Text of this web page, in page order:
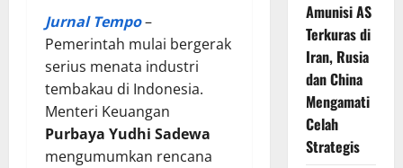
Jurnal Tempo–
Pemerintah mulai bergerak
serius menata industri
tembakau di Indonesia.
Menteri Keuangan
Purbaya Yudhi Sadewa
mengumumkan rencana
Amunisi AS
Terkuras di
Iran, Rusia
dan China
Mengamati
Celah
Strategis